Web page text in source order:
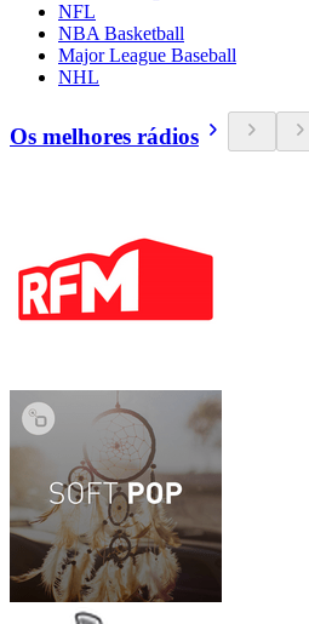
NFL
NBA Basketball
Major League Baseball
NHL
Os melhores rádios